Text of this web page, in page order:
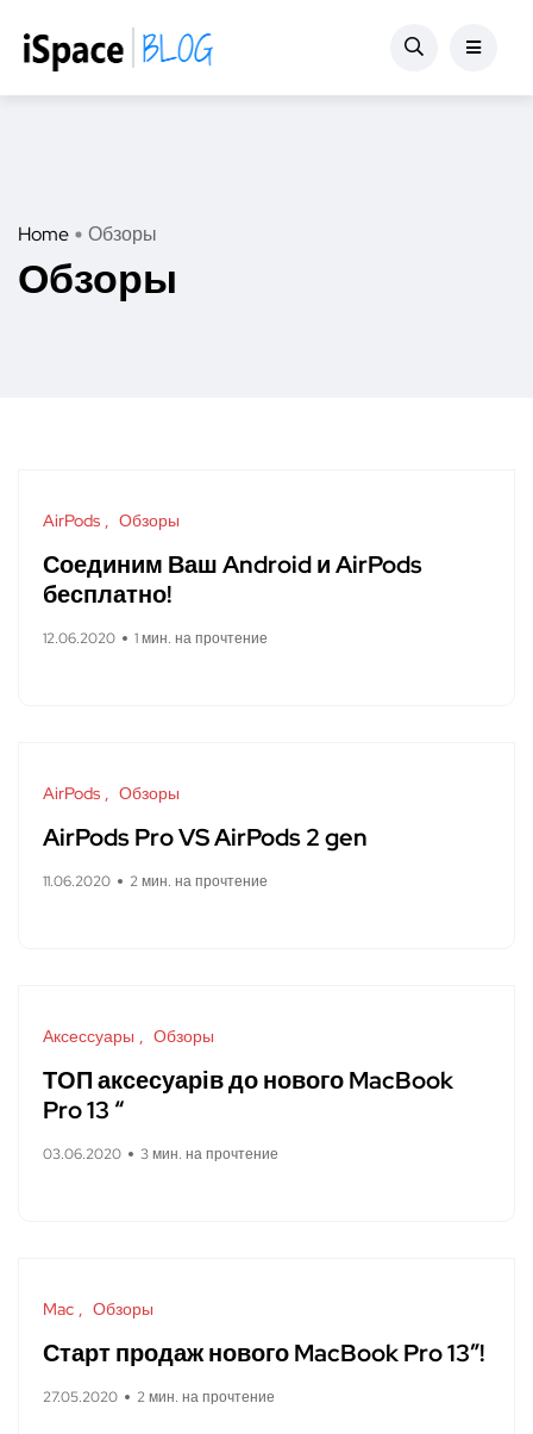
Home Обзоры
Обзоры
AirPods Обзоры
Соединим Ваш Android и AirPods
бесплатно!
12.06.2020 1 мин. на прочтение
AirPods Обзоры
AirPods Pro VS AirPods 2 gen
11.06.2020 2 мин. на прочтение
Аксессуары Обзоры
ТОП аксесуарів до нового MacBook
Pro 13 “
03.06.2020 3 мин. на прочтение
Mac Обзоры
Старт продаж нового MacBook Pro 13″!
27.05.2020 2 мин. на прочтение